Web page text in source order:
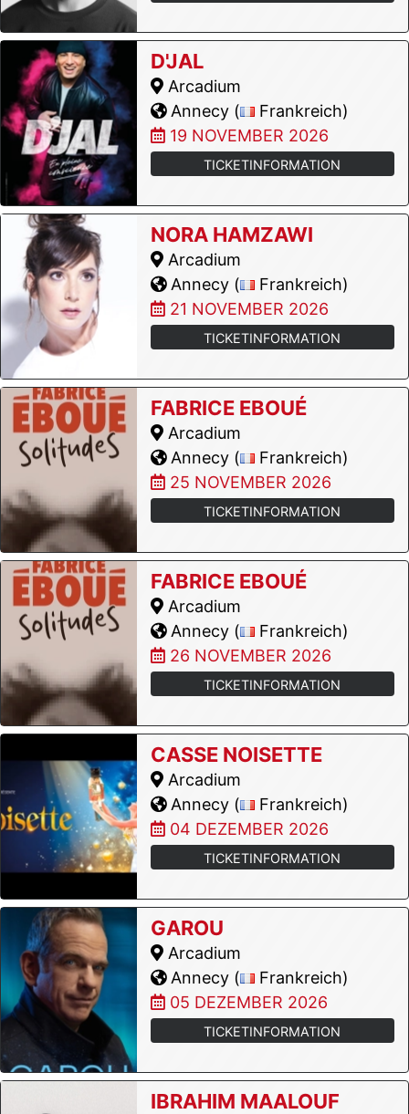
D'JAL
Arcadium
Annecy (
Frankreich)
19 NOVEMBER 2026
TICKETINFORMATION
NORA HAMZAWI
Arcadium
Annecy (
Frankreich)
21 NOVEMBER 2026
TICKETINFORMATION
FABRICE EBOUÉ
Arcadium
Annecy (
Frankreich)
25 NOVEMBER 2026
TICKETINFORMATION
FABRICE EBOUÉ
Arcadium
Annecy (
Frankreich)
26 NOVEMBER 2026
TICKETINFORMATION
CASSE NOISETTE
Arcadium
Annecy (
Frankreich)
04 DEZEMBER 2026
TICKETINFORMATION
GAROU
Arcadium
Annecy (
Frankreich)
05 DEZEMBER 2026
TICKETINFORMATION
IBRAHIM MAALOUF